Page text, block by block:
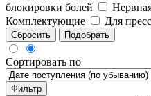
блокировки болей
Комплектующие
Для
Сбросить Подобрать
Сортировать по
Фильтр